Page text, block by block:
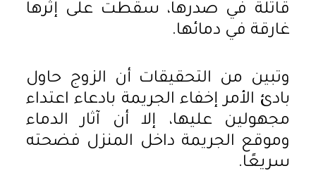
قاتلة في صدرها، سقطت على إثرها
غارقة في دمائها.
وتبين من التحقيقات أن الزوج حاول
بادئ الأمر إخفاء الجريمة بادعاء اعتداء
مجهولين عليها، إلا أن آثار الدماء
وموقع الجريمة داخل المنزل فضحته
سريعًا.